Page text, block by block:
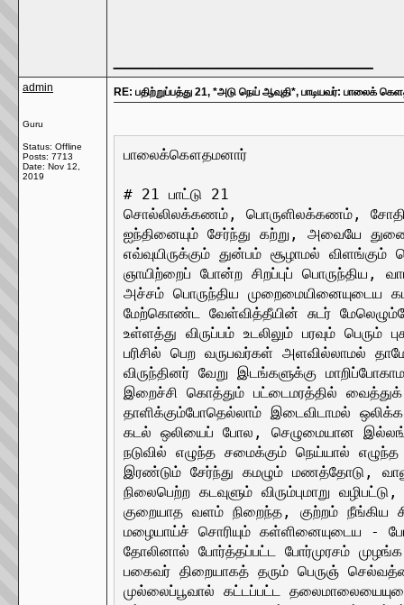
admin
Guru
Status: Offline
Posts: 7713
Date: Nov 12,
2019
RE: பதிற்றுப்பத்து 21, *அடு நெய் ஆவுதி*, பாடியவர்: பாலைக்
பாலைக்கௌதமனார்
# 21 பாட்டு 21
சொல்லிலக்கணம், பொருளிலக்கணம்,
ஐந்தினையும் சேர்ந்து கற்று, அவையே
எவ்வுயிருக்கும் துன்பம் சூழாமல்
ஞாயிற்றைப் போன்ற சிறப்புப் பொருந்திய,
அச்சம் பொருந்திய முறைமையினையுடைய
மேற்கொண்ட வேள்வித்தீயின் சுடர்
உள்ளத்து விருப்பம் உடலிலும் பரவும் பெரும்
பரிசில் பெற வருபவர்கள் அளவில்லாமல்
விருந்தினர் வேறு இடங்களுக்கு
இறைச்சி கொத்தும் பட்டைமரத்தில்
தாளிக்கும்போதெல்லாம் இடைவிடாமல்
கடல் ஒலியைப் போல, செழுமையான
நடுவில் எழுந்த சமைக்கும் நெய்யால் எழுந்த
இரண்டும் சேர்ந்து கமழும் மணத்தோடு,
நிலைபெற்ற கடவுளும் விரும்புமாறு வழிபட்டு,
குறையாத வளம் நிறைந்த, குற்றம் நீங்கிய
மழையாய்ச் சொரியும் கள்ளினையுடைய -
தோலினால் போர்த்தப்பட்ட போர்முரசம்
பகைவர் திறையாகத் தரும் பெருஞ்
முல்லைப்பூவால் கட்டப்பட்ட